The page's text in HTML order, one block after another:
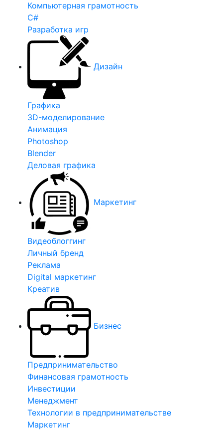
Компьютерная грамотность
C#
Разработка игр
Дизайн
Графика
3D-моделирование
Анимация
Photoshop
Blender
Деловая графика
Маркетинг
Видеоблоггинг
Личный бренд
Реклама
Digital маркетинг
Креатив
Бизнес
Предпринимательство
Финансовая грамотность
Инвестиции
Менеджмент
Технологии в предпринимательстве
Маркетинг